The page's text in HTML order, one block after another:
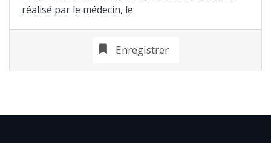
réalisé par le médecin, le
Enregistrer